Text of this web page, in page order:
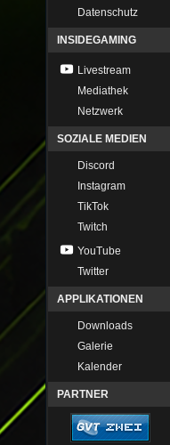
Datenschutz
INSIDEGAMING
Livestream
Mediathek
Netzwerk
SOZIALE MEDIEN
Discord
Instagram
TikTok
Twitch
YouTube
Twitter
APPLIKATIONEN
Downloads
Galerie
Kalender
PARTNER